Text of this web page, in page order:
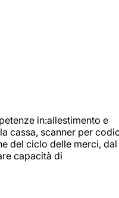
in:allestimento e
cassa, scanner per
del ciclo delle merci, dal
capacità di